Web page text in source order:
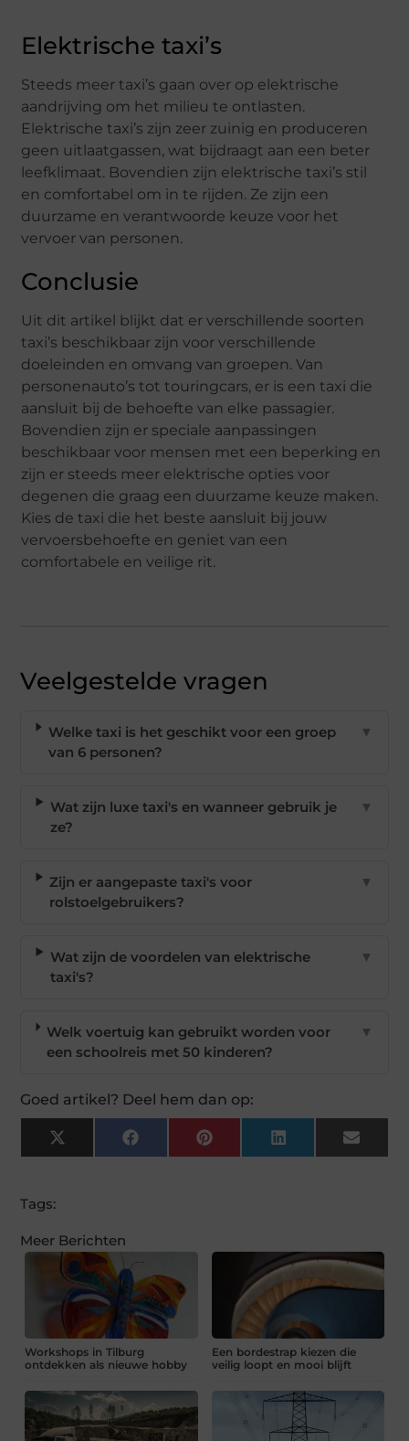
Elektrische taxi’s
Steeds meer taxi’s gaan over op elektrische
aandrijving om het milieu te ontlasten.
Elektrische taxi’s zijn zeer zuinig en produceren
geen uitlaatgassen, wat bijdraagt aan een beter
leefklimaat. Bovendien zijn elektrische taxi’s stil
en comfortabel om in te rijden. Ze zijn een
duurzame en verantwoorde keuze voor het
vervoer van personen.
Conclusie
Uit dit artikel blijkt dat er verschillende soorten
taxi’s beschikbaar zijn voor verschillende
doeleinden en omvang van groepen. Van
personenauto’s tot touringcars, er is een taxi die
aansluit bij de behoefte van elke passagier.
Bovendien zijn er speciale aanpassingen
beschikbaar voor mensen met een beperking en
zijn er steeds meer elektrische opties voor
degenen die graag een duurzame keuze maken.
Kies de taxi die het beste aansluit bij jouw
vervoersbehoefte en geniet van een
comfortabele en veilige rit.
Veelgestelde vragen
Welke taxi is het geschikt voor een groep
van 6 personen?
▼
Wat zijn luxe taxi's en wanneer gebruik je
ze?
▼
Zijn er aangepaste taxi's voor
rolstoelgebruikers?
▼
Wat zijn de voordelen van elektrische
taxi's?
▼
Welk voertuig kan gebruikt worden voor
een schoolreis met 50 kinderen?
▼
Goed artikel? Deel hem dan op:
X
(Twitter)
FacebookPinterest LinkedIn Email
Tags:
Meer Berichten
Workshops in Tilburg
ontdekken als nieuwe hobby
Een bordestrap kiezen die
veilig loopt en mooi blijft